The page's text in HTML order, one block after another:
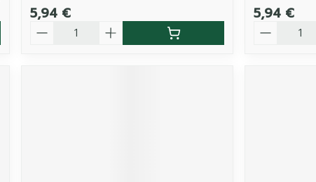
5,94 €
Quantité
5,94 €
Quantité